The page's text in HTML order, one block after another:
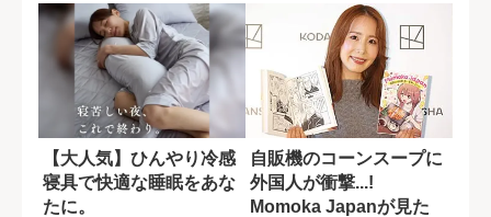
【大人気】ひんやり冷感
寝具で快適な睡眠をあな
たに。
自販機のコーンスープに
外国人が衝撃...!
Momoka Japanが見た